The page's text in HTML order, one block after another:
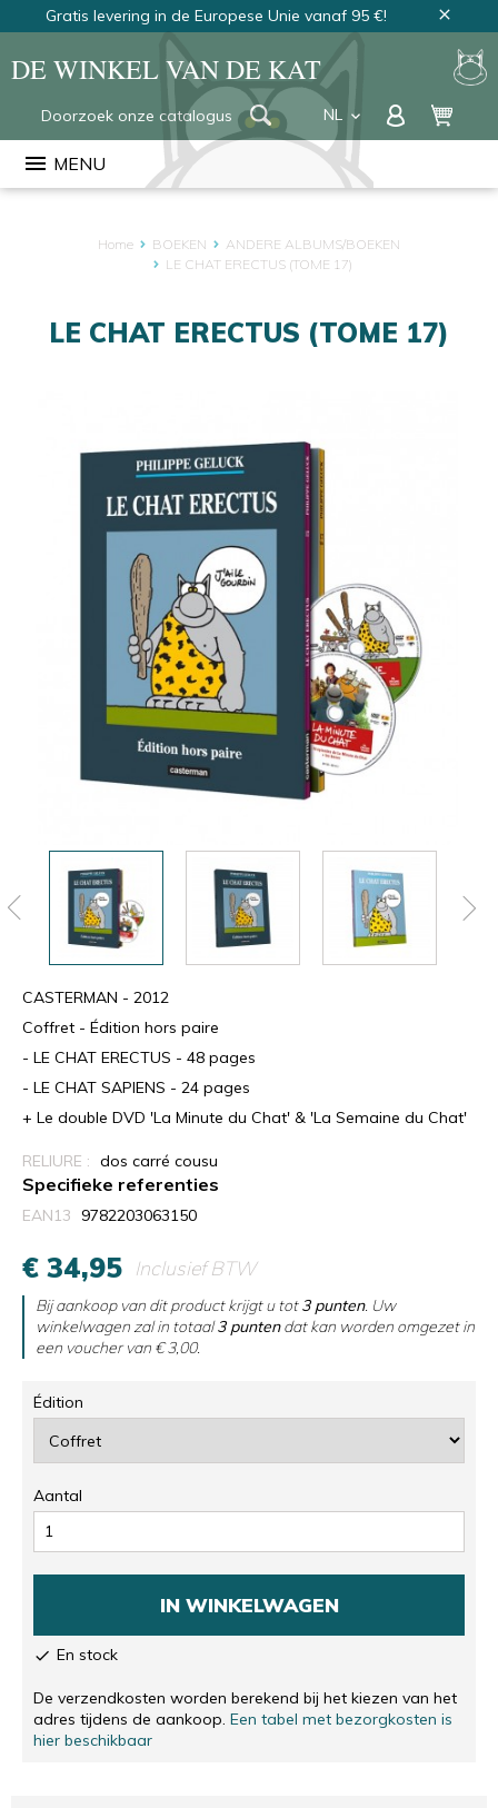
Gratis levering in de Europese Unie vanaf 95 €! close
DE WINKEL VAN DE KAT
NL keyboard_arrow_down
FR
EN
menu MENU
Home BOEKEN
ANDERE ALBUMS/BOEKEN
LE CHAT ERECTUS (TOME 17)
LE CHAT ERECTUS (TOME 17)
CASTERMAN - 2012
Coffret - Édition hors paire
- LE CHAT ERECTUS - 48 pages
- LE CHAT SAPIENS - 24 pages
+ Le double DVD 'La Minute du Chat' & 'La Semaine du Chat'
RELIURE : dos carré cousu
Specifieke referenties
EAN13 9782203063150
€ 34,95 Inclusief BTW
Bij aankoop van dit product krijgt u tot3punten. Uw
winkelwagen zal in totaal3puntendat kan worden omgezet in
een voucher van € 3,00.
Édition
Aantal
IN WINKELWAGEN
 En stock
De verzendkosten worden berekend bij het kiezen van het
adres tijdens de aankoop. Een tabel met bezorgkosten is
hier beschikbaar